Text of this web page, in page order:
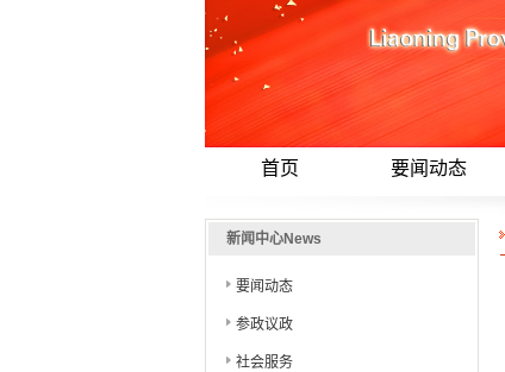
首页 要闻动态
新闻中心News
要闻动态
参政议政
社会服务